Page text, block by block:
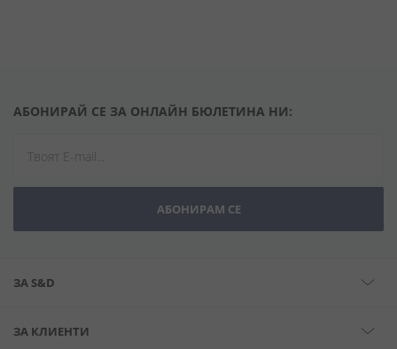
АБОНИРАЙ СЕ ЗА ОНЛАЙН БЮЛЕТИНА НИ:
АБОНИРАМ СЕ
ЗА S&D
ЗА КЛИЕНТИ